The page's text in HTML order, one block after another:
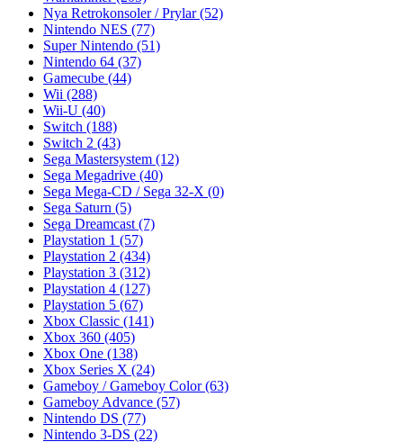
Nya Retrokonsoler / Prylar(52)
Nintendo NES (77)
Super Nintendo (51)
Nintendo 64 (37)
Gamecube (44)
Wii (288)
Wii-U (40)
Switch (188)
Switch 2 (43)
Sega Mastersystem (12)
Sega Megadrive (40)
Sega Mega-CD / Sega 32-X (0)
Sega Saturn (5)
Sega Dreamcast (7)
Playstation 1 (57)
Playstation 2 (434)
Playstation 3 (312)
Playstation 4 (127)
Playstation 5 (67)
Xbox Classic (141)
Xbox 360 (405)
Xbox One (138)
Xbox Series X (24)
Gameboy / Gameboy Color(63)
Gameboy Advance (57)
Nintendo DS (77)
Nintendo 3-DS (22)